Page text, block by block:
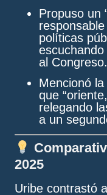
Propuso un
políticas
al Congreso.
Mencionó
que
relegando
a un
2025
Uribe contrastó